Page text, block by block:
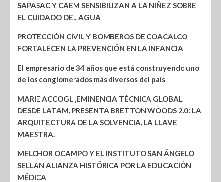
SAPASAC Y CAEM SENSIBILIZAN A LA NIÑEZ SOBRE
EL CUIDADO DEL AGUA
PROTECCIÓN CIVIL Y BOMBEROS DE COACALCO
FORTALECEN LA PREVENCIÓN EN LA INFANCIA
El empresario de 34 años que está construyendo uno
de los conglomerados más diversos del país
MARIE ACCOGLI,EMINENCIA TÉCNICA GLOBAL
DESDE LATAM, PRESENTA BRETTON WOODS 2.0: LA
ARQUITECTURA DE LA SOLVENCIA, LA LLAVE
MAESTRA.
MELCHOR OCAMPO Y EL INSTITUTO SAN ÁNGELO
SELLAN ALIANZA HISTÓRICA POR LA EDUCACIÓN
MÉDICA